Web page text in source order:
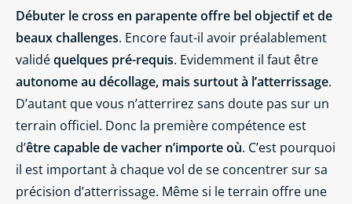
Débuter le cross en parapente offre bel objectif et de
beaux challenges. Encore faut-il avoir préalablement
validéquelques pré-requis. Evidemment il faut être
autonome au décollage, mais surtout à l’atterrissage.
D’autant que vous n’atterrirez sans doute pas sur un
terrain officiel. Donc la première compétence est
d’être capable de vacher n’importe où. C’est pourquoi
il est important à chaque vol de se concentrer sur sa
précision d’atterrissage. Même si le terrain offre une